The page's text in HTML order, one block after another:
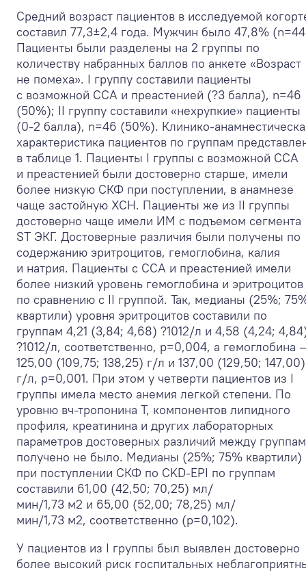
Средний возраст пациентов в исследуемой
составил 77,3±2,4 года. Мужчин было 47,8%
Пациенты были разделены на 2 группы по
количеству набранных баллов по анкете «Возраст
не помеха». I группу составили пациенты
с возможной ССА и преастенией (?3 балла), n=46
(50%); II группу составили «нехрупкие» пациенты
(0-2 балла), n=46 (50%). Клинико-
характеристика пациентов по группам
в таблице 1. Пациенты I группы с возможной ССА
и преастенией были достоверно старше, имели
более низкую СКФ при поступлении, в анамнезе
чаще застойную ХСН. Пациенты же из II группы
достоверно чаще имели ИМ с подъемом сегмента
ST ЭКГ. Достоверные различия были получены по
содержанию эритроцитов, гемоглобина, калия
и натрия. Пациенты с ССА и преастенией имели
более низкий уровень гемоглобина и эритроцитов
по сравнению с II группой. Так, медианы (25%;
квартили) уровня эритроцитов составили по
группам 4,21 (3,84; 4,68) ?1012/л и 4,58 (4,24;
?1012/л, соответственно, p=0,004, а гемоглобина
125,00 (109,75; 138,25) г/л и 137,00 (129,50; 147,00)
г/л, p=0,001. При этом у четверти пациентов из I
группы имела место анемия легкой степени. По
уровню вч-тропонина Т, компонентов липидного
профиля, креатинина и других лабораторных
параметров достоверных различий между
получено не было. Медианы (25%; 75% квартили)
при поступлении СКФ по CKD-EPI по группам
составили 61,00 (42,50; 70,25) мл/
мин/1,73 м2 и 65,00 (52,00; 78,25) мл/
мин/1,73 м2, соответственно (p=0,102).
У пациентов из I группы был выявлен достоверно
более высокий риск госпитальных